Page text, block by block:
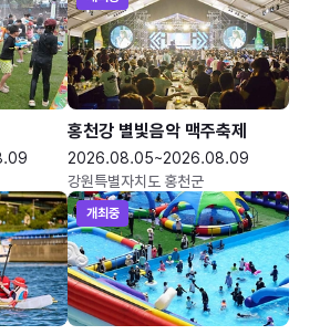
홍천강 별빛음악 맥주축제
2026.08.05~2026.08.09
강원특별자치도 홍천군
개최중